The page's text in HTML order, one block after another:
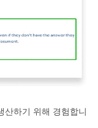
산하기 위해 경험합니